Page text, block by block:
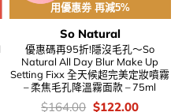
用優惠劵 再減5%
So Natural
優惠碼再95折!隱沒毛孔～So
Natural All Day Blur Make Up
Setting Fixx 全天候超完美定妝噴霧
– 柔焦毛孔降溫霧面款 – 75ml
價
$164.00 Original
$122.00Current